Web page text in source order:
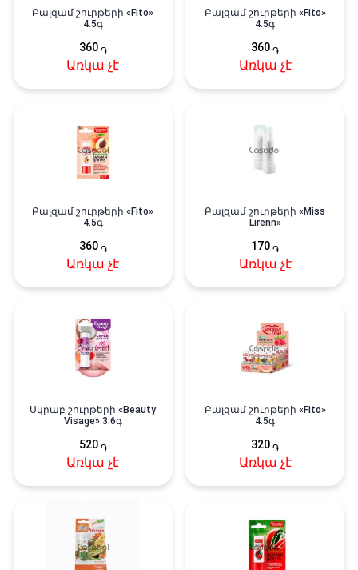
Բալզամ շուրթերի «Fito»
4.5գ
360 ֏
Առկա չէ
Բալզամ շուրթերի «Fito»
4.5գ
360 ֏
Առկա չէ
Բալզամ շուրթերի «Fito»
4.5գ
360 ֏
Առկա չէ
Բալզամ շուրթերի «Miss
Lirenn»
170 ֏
Առկա չէ
Սկրաբ շուրթերի «Beauty
Visage» 3.6գ
520 ֏
Առկա չէ
Բալզամ շուրթերի «Fito»
4.5գ
320 ֏
Առկա չէ